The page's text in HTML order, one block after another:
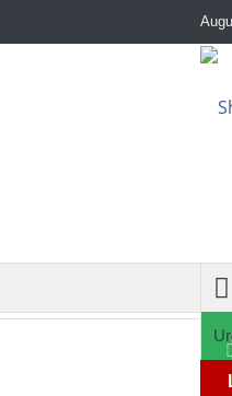
हुए सुरक्षा एजेंसियों को हाई